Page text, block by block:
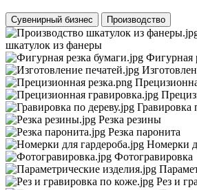
Сувенирный бизнес Производство
шкатулок из фанеры
Фигурная
Гравировка
Резка резины
Резка паронита
Номерки
Фотогравировка
Рез и